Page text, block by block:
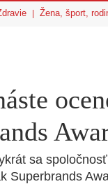
Žena, šport,
sa
Superbrands